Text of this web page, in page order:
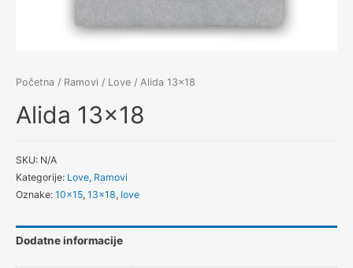
Početna / Ramovi / Love / Alida 13×18
Alida 13×18
SKU: N/A
Kategorije: Love, Ramovi
Oznake: 10x15, 13x18, love
Dodatne informacije